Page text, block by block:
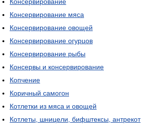
Консервирование мяса
Консервирование овощей
Консервирование огурцов
Консервирование рыбы
Консервы и консервирование
Копчение
Коричный самогон
Котлетки из мяса и овощей
Котлеты, шницели, бифштексы, антрекот